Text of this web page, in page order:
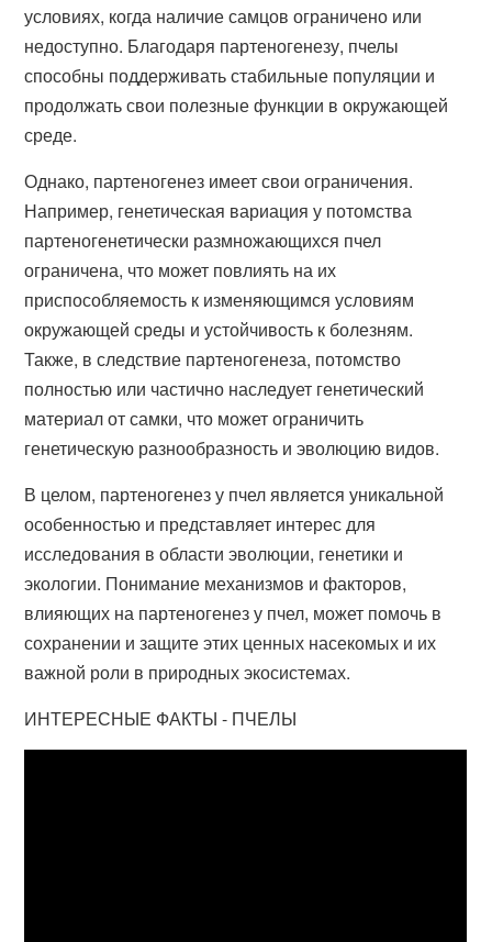
условиях, когда наличие самцов ограничено или
недоступно. Благодаря партеногенезу, пчелы
способны поддерживать стабильные популяции и
продолжать свои полезные функции в окружающей
среде.
Однако, партеногенез имеет свои ограничения.
Например, генетическая вариация у потомства
партеногенетически размножающихся пчел
ограничена, что может повлиять на их
приспособляемость к изменяющимся условиям
окружающей среды и устойчивость к болезням.
Также, в следствие партеногенеза, потомство
полностью или частично наследует генетический
материал от самки, что может ограничить
генетическую разнообразность и эволюцию видов.
В целом, партеногенез у пчел является уникальной
особенностью и представляет интерес для
исследования в области эволюции, генетики и
экологии. Понимание механизмов и факторов,
влияющих на партеногенез у пчел, может помочь в
сохранении и защите этих ценных насекомых и их
важной роли в природных экосистемах.
ИНТЕРЕСНЫЕ ФАКТЫ - ПЧЕЛЫ